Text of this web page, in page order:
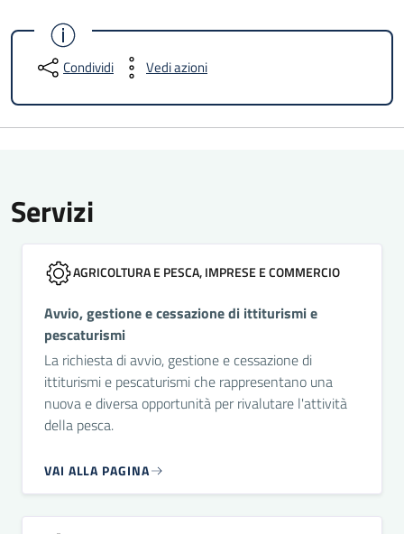
Condividi Vedi azioni
Servizi
AGRICOLTURA E PESCA, IMPRESE E COMMERCIO
Avvio, gestione e cessazione di ittiturismi e
pescaturismi
La richiesta di avvio, gestione e cessazione di
ittiturismi e pescaturismi che rappresentano una
nuova e diversa opportunità per rivalutare l'attività
della pesca.
VAI ALLA PAGINA